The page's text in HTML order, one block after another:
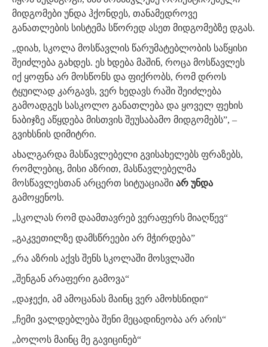
მიდგომები უნდა ჰქონდეს, თანამედროვე
განათლების სისტემა სწორედ ასეთ მიდგომებზე დგას.
„დიახ, სკოლა მოსწავლის წარუმატებლობის საწყისი
შეიძლება გახდეს. ეს ხდება მაშინ, როცა მოსწავლეს
იქ ყოფნა არ მოსწონს და ფიქრობს, რომ დროს
ტყუილად კარგავს, ვერ ხედავს რაში შეიძლება
გამოადგეს სასკოლო განათლება და ყოველ ფეხის
ნაბიჯზე აწყდება მისთვის შეუსაბამო მიდგომებს”, –
გვიხსნის დიმიტრი.
ახალგარდა მასწავლებელი გვისახელებს ფრაზებს,
რომლებიც, მისი აზრით, მასწავლებელმა
მოსწავლესთან არცერთ სიტუაციაში არ უნდა
გამოყენოს.
„სკოლას რომ დაამთავრებ ვერაფერს მიაღწევ“
„გაკვეთილზე დამსწრეები არ მჭირდება”
„რა აზრის აქვს შენს სკოლაში მოსვლაში
„შენგან არაფერი გამოვა“
„დაჯექი, ამ ამოცანას მაინც ვერ ამოხსნიდი“
„ჩემი ვალდებლება შენი მეცადინეობა არ არის“
„ბოლოს მაინც მე გავიცინებ“